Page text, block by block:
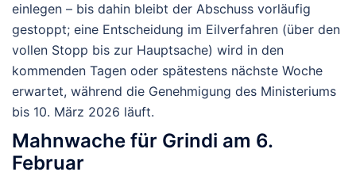
einlegen – bis dahin bleibt der Abschuss vorläufig
gestoppt; eine Entscheidung im Eilverfahren (über den
vollen Stopp bis zur Hauptsache) wird in den
kommenden Tagen oder spätestens nächste Woche
erwartet, während die Genehmigung des Ministeriums
bis 10. März 2026 läuft.
Mahnwache für Grindi am 6.
Februar